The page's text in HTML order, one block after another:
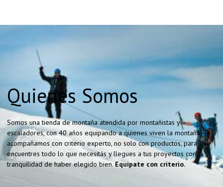
Quienes Somos
Somos una tienda de montaña atendida por montañistas y
escaladores, con 40 años equipando a quienes viven la montaña. Te
acompañamos con criterio experto, no solo con productos, para que
encuentres todo lo que necesitás y llegues a tus proyectos con la
tranquilidad de haber elegido bien. Equipate con criterio.